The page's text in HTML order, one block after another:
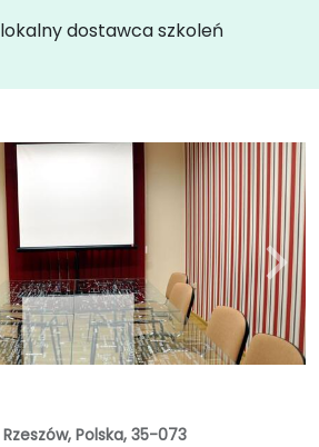
dostawca szkoleń
Rzeszów, Polska, 35-073